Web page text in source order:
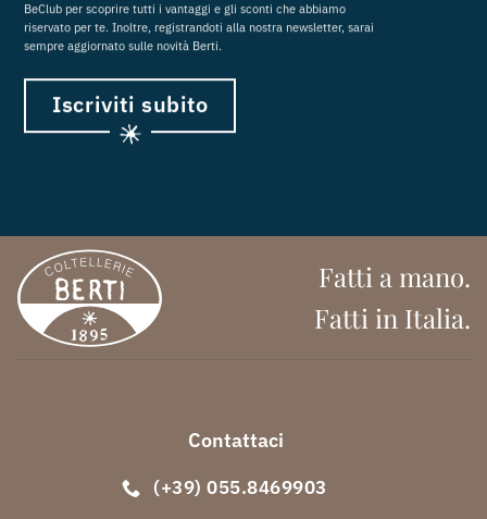
BeClub per scoprire tutti i vantaggi e gli sconti che abbiamo
riservato per te. Inoltre, registrandoti alla nostra newsletter, sarai
sempre aggiornato sulle novità Berti.
Iscriviti subito
Fatti a mano.
Fatti in Italia.
Contattaci
(+39) 055.8469903